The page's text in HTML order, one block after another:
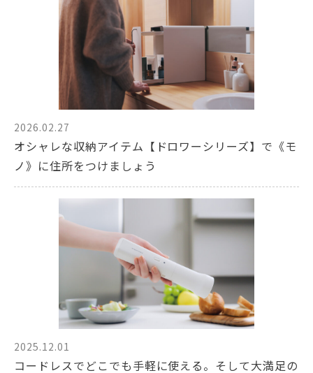
2026.02.27
オシャレな収納アイテム【ドロワーシリーズ】で《モ
ノ》に住所をつけましょう
2025.12.01
コードレスでどこでも手軽に使える。そして大満足の